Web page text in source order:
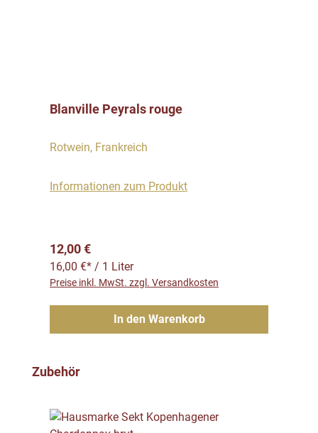
Blanville Peyrals rouge
Rotwein, Frankreich
Informationen zum Produkt
Regulärer Preis:
12,00 €
16,00 €* / 1 Liter
Preise inkl. MwSt. zzgl. Versandkosten
In den Warenkorb
Produktgalerie überspringen
Zubehör